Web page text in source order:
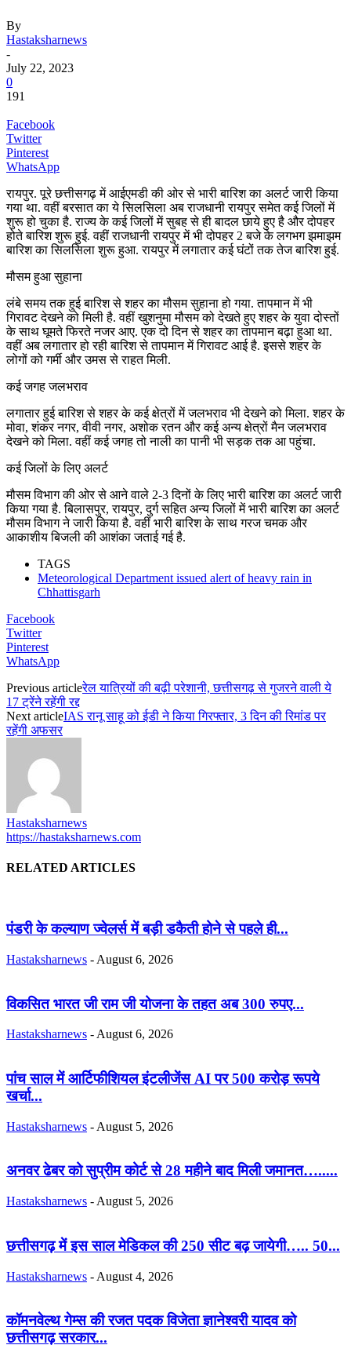
By
Hastaksharnews
-
July 22, 2023
0
191
Facebook
Twitter
Pinterest
WhatsApp
रायपुर. पूरे छत्तीसगढ़ में आईएमडी की ओर से भारी बारिश का अलर्ट जारी किया
गया था. वहीं बरसात का ये सिलसिला अब राजधानी रायपुर समेत कई जिलों में
शुरू हो चुका है. राज्य के कई जिलों में सुबह से ही बादल छाये हुए है और दोपहर
होते बारिश शुरू हुई. वहीं राजधानी रायपुर में भी दोपहर 2 बजे के लगभग झमाझम
बारिश का सिलसिला शुरू हुआ. रायपुर में लगातार कई घंटों तक तेज बारिश हुई.
मौसम हुआ सुहाना
लंबे समय तक हुई बारिश से शहर का मौसम सुहाना हो गया. तापमान में भी
गिरावट देखने को मिली है. वहीं खुशनुमा मौसम को देखते हुए शहर के युवा दोस्तों
के साथ घूमते फिरते नजर आए. एक दो दिन से शहर का तापमान बढ़ा हुआ था.
वहीं अब लगातार हो रही बारिश से तापमान में गिरावट आई है. इससे शहर के
लोगों को गर्मी और उमस से राहत मिली.
कई जगह जलभराव
लगातार हुई बारिश से शहर के कई क्षेत्रों में जलभराव भी देखने को मिला. शहर के
मोवा, शंकर नगर, वीवी नगर, अशोक रतन और कई अन्य क्षेत्रों मैन जलभराव
देखने को मिला. वहीं कई जगह तो नाली का पानी भी सड़क तक आ पहुंचा.
कई जिलों के लिए अलर्ट
मौसम विभाग की ओर से आने वाले 2-3 दिनों के लिए भारी बारिश का अलर्ट जारी
किया गया है. बिलासपुर, रायपुर, दुर्ग सहित अन्य जिलों में भारी बारिश का अलर्ट
मौसम विभाग ने जारी किया है. वहीं भारी बारिश के साथ गरज चमक और
आकाशीय बिजली की आशंका जताई गई है.
TAGS
Meteorological Department issued alert of heavy rain in
Chhattisgarh
Facebook
Twitter
Pinterest
WhatsApp
Previous articleरेल यात्रियों की बढ़ी परेशानी, छत्तीसगढ़ से गुजरने वाली ये
17 ट्रेंने रहेंगी रद्द
Next articleIAS रानू साहू को ईडी ने किया गिरफ्तार, 3 दिन की रिमांड पर
रहेंगी अफसर
Hastaksharnews
https://hastaksharnews.com
RELATED ARTICLES
पंडरी के कल्याण ज्वेलर्स में बड़ी डकैती होने से पहले ही...
Hastaksharnews - August 6, 2026
विकसित भारत जी राम जी योजना के तहत अब 300 रुपए...
Hastaksharnews - August 6, 2026
पांच साल में आर्टिफीशियल इंटलीजेंस AI पर 500 करोड़ रूपये
खर्चा...
Hastaksharnews - August 5, 2026
अनवर ढेबर को सुप्रीम कोर्ट से 28 महीने बाद मिली जमानत….....
Hastaksharnews - August 5, 2026
छत्तीसगढ़ में इस साल मेडिकल की 250 सीट बढ़ जायेगी….. 50...
Hastaksharnews - August 4, 2026
कॉमनवेल्थ गेम्स की रजत पदक विजेता ज्ञानेश्वरी यादव को
छत्तीसगढ़ सरकार...